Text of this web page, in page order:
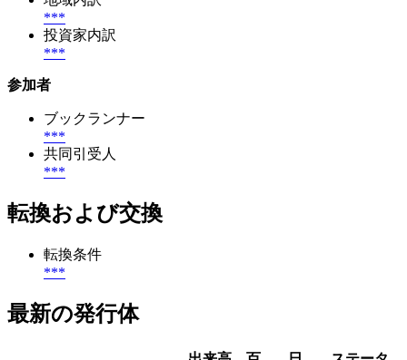
***
投資家内訳
***
参加者
ブックランナー
***
共同引受人
***
転換および交換
転換条件
***
最新の発行体